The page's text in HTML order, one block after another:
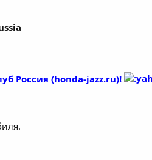
Россия (honda-jazz.ru)!